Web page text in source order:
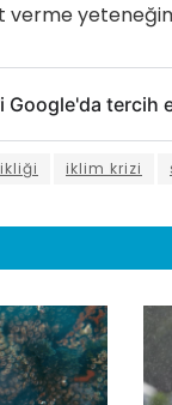
Google'da tercih
iklim krizi